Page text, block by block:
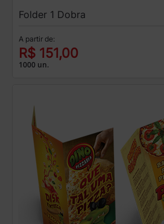
Folder 1 Dobra
A partir de:
R$ 151,00
1000 un.